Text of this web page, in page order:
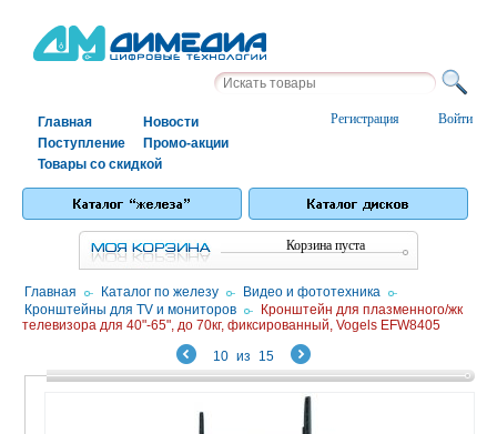
Войти
Регистрация
Главная
Новости
Поступление
Промо-акции
Товары со скидкой
Корзина пуста
Главная / Каталог по железу / Видео и фототехника /
Кронштейны для TV и мониторов /
Кронштейн для плазменного/жк
телевизора для 40"-65", до 70кг, фиксированный, Vogels EFW8405
10 из 15